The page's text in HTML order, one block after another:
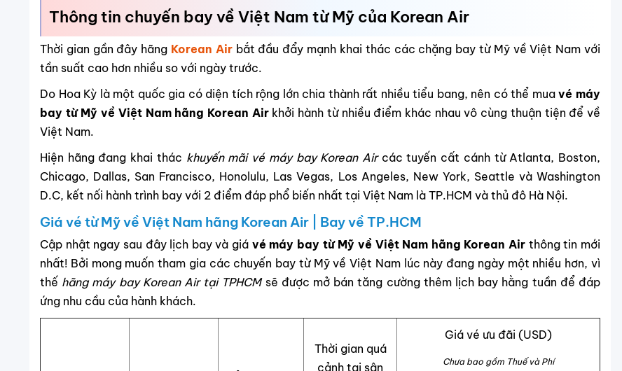
Thông tin chuyến bay về Việt Nam từ Mỹ của Korean Air
Thời gian gần đây hãng Korean Airbắt đầu đẩy mạnh khai thác các chặng bay từ Mỹ về Việt Nam với
tần suất cao hơn nhiều so với ngày trước.
Do Hoa Kỳ là một quốc gia có diện tích rộng lớn chia thành rất nhiều tiểu bang, nên có thể muavé máy
bay từ Mỹ về Việt Nam hãng Korean Airkhởi hành từ nhiều điểm khác nhau vô cùng thuận tiện để về
Việt Nam.
Hiện hãng đang khai thác khuyến mãi vé máy bay Korean Aircác tuyến cất cánh từ Atlanta, Boston,
Chicago, Dallas, San Francisco, Honolulu, Las Vegas, Los Angeles, New York, Seattle và Washington
D.C, kết nối hành trình bay với 2 điểm đáp phổ biến nhất tại Việt Nam là TP.HCM và thủ đô Hà Nội.
Giá vé từ Mỹ về Việt Nam hãng Korean Air | Bay về TP.HCM
Cập nhật ngay sau đây lịch bay và giá vé máy bay từ Mỹ về Việt Nam hãng Korean Air thông tin mới
nhất! Bởi mong muốn tham gia các chuyến bay từ Mỹ về Việt Nam lúc này đang ngày một nhiều hơn, vì
thế hãng máy bay Korean Air tại TPHCMsẽ được mở bán tăng cường thêm lịch bay hằng tuần để đáp
ứng nhu cầu của hành khách.
Thời gian quá
cảnh tại sân
Giá vé ưu đãi (USD)
Chưa bao gồm Thuế và Phí